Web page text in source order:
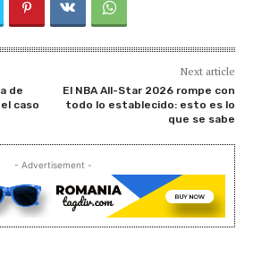
de
caso
Next article
El NBA All-Star 2026 rompe con
todo lo establecido: esto es lo
que se sabe
- Advertisement -